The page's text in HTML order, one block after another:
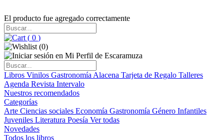
El producto fue agregado correctamente
( 0 )
(0)
Libros Vinilos Gastronomía Alacena Tarjeta de Regalo Talleres
Agenda Revista Intervalo
Nuestros recomendados
Categorías
Arte Ciencias sociales Economía Gastronomía Género Infantiles
Juveniles Literatura Poesía Ver todas
Novedades
Todos los libros